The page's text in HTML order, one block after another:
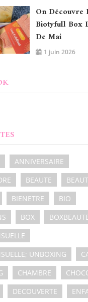
On Découvre
Biotyfull Box
De Mai
1 juin 2026
ANNIVERSAIRE
BEAUTE
BIENETRE
BIO
BOX
UNBOXING
CHAMBRE
DECOUVERTE